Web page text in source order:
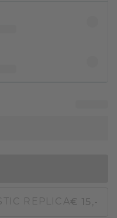
REPLICA€ 15,-